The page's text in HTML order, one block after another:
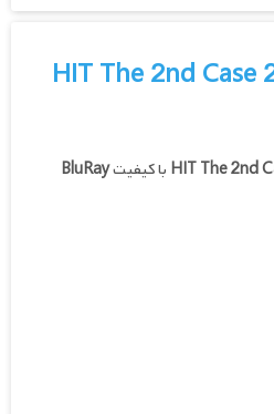
HIT The 2nd با کیفیتBluRay